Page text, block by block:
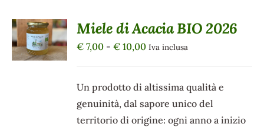
SCEGLI
QUESTO
PRODOTTO
/
DETTAGLI
Miele di Acacia BIO 2026
€ 7,00 - € 10,00Fascia
€ 7,00
Iva inclusa
Un prodotto di altissima qualità e
genuinità, dal sapore unico del
territorio di origine: ogni anno a inizio